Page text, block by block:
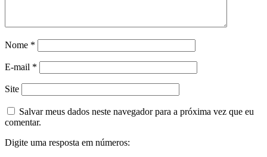
Nome *
E-mail *
Site
Salvar meus dados neste navegador para a próxima vez que eu
comentar.
Digite uma resposta em números: